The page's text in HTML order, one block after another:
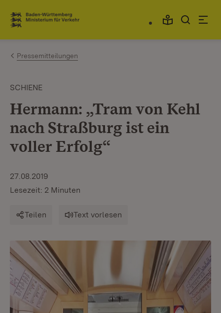
Zum Inhalt springen
Link zur Startseite
Pressemitteilungen
SCHIENE
Hermann: „Tram von Kehl
nach Straßburg ist ein
voller Erfolg“
27.08.2019
Lesezeit: 2 Minuten
Teilen Text vorlesen